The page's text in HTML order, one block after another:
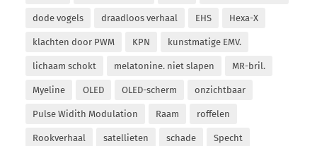
dode vogels draadloos verhaal EHS Hexa-X
klachten door PWM KPN kunstmatige EMV.
lichaam schokt melatonine. niet slapen MR-bril.
Myeline OLED OLED-scherm onzichtbaar
Pulse Widith Modulation Raam roffelen
Rookverhaal satellieten schade Specht